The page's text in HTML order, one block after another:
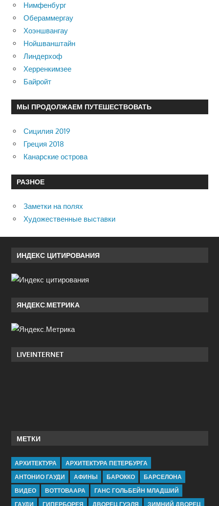
Нимфенбург
Обераммергау
Хоэншвангау
Нойшванштайн
Линдерхоф
Херренкимзее
Байройт
МЫ ПРОДОЛЖАЕМ ПУТЕШЕСТВОВАТЬ
Сицилия 2019
Греция 2018
Канарские острова
РАЗНОЕ
Заметки на полях
Художественные выставки
ИНДЕКС ЦИТИРОВАНИЯ
ЯНДЕКС.МЕТРИКА
LIVEINTERNET
МЕТКИ
АРХИТЕКТУРА
АРХИТЕКТУРА ПЕТЕРБУРГА
АНТОНИО ГАУДИ
АФИНЫ БАРОККО
БАРСЕЛОНА
ВИДЕО
ВОТТОВААРА
ГАНС ГОЛЬБЕЙН МЛАДШИЙ
ГАУДИ
ГИПЕРБОРЕЯ ДВОРЕЦ ГУЭЛЯ ЗИМНИЙ ДВОРЕЦ